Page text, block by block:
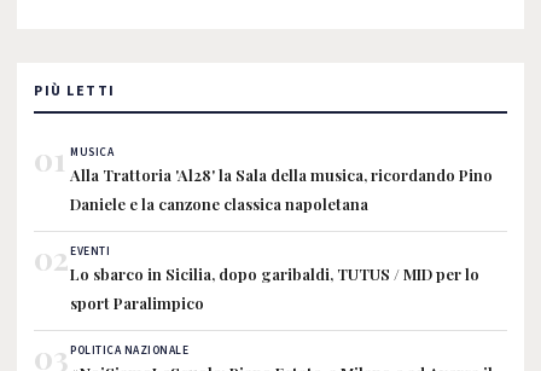
PIÙ LETTI
01 MUSICA
Alla Trattoria 'Al28' la Sala della musica, ricordando Pino
Daniele e la canzone classica napoletana
02EVENTI
Lo sbarco in Sicilia, dopo garibaldi, TUTUS / MID per lo
sport Paralimpico
03POLITICA NAZIONALE